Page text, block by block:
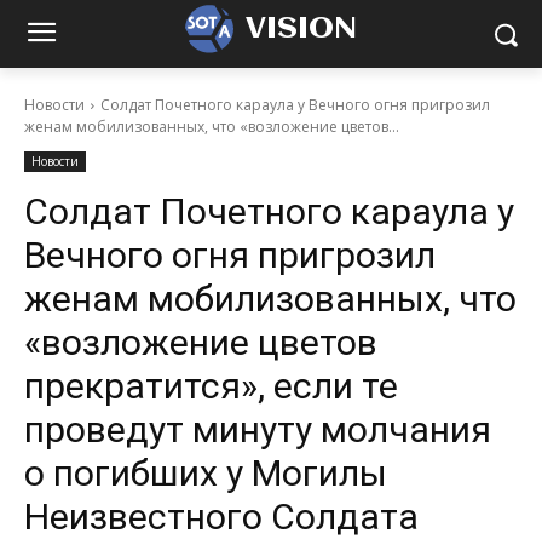
VISION
Новости
Солдат Почетного караула у Вечного огня пригрозил
женам мобилизованных, что «возложение цветов...
Новости
Солдат Почетного караула у
Вечного огня пригрозил
женам мобилизованных, что
«возложение цветов
прекратится», если те
проведут минуту молчания
о погибших у Могилы
Неизвестного Солдата